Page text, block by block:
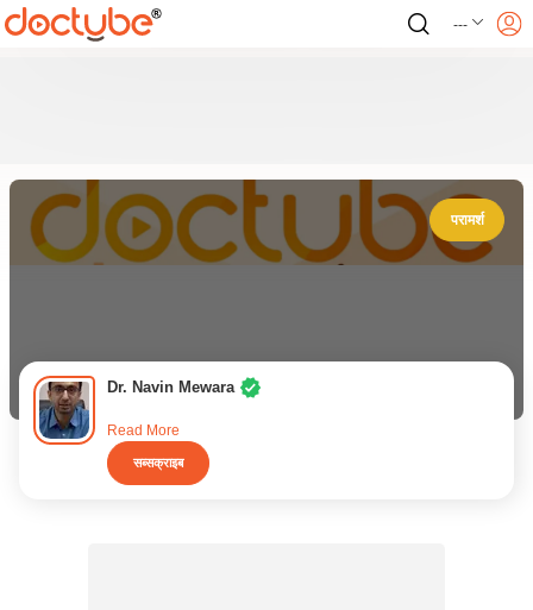
---
परामर्श
Dr. Navin Mewara
Read More
सब्सक्राइब